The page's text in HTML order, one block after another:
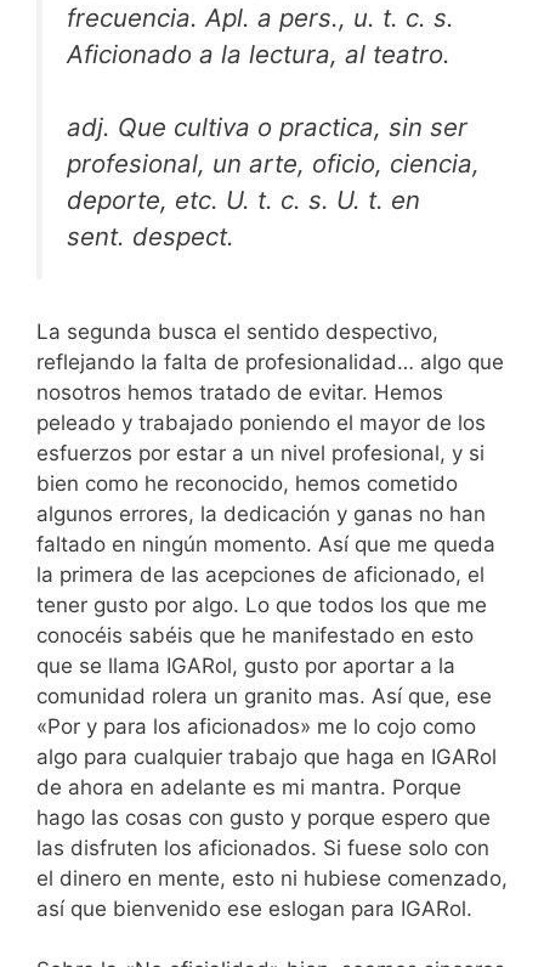
frecuencia. Apl. a pers., u. t. c. s.
Aficionado a la lectura, al teatro.
adj. Que cultiva o practica, sin ser
profesional, un arte, oficio, ciencia,
deporte, etc. U. t. c. s. U. t. en
sent. despect.
La segunda busca el sentido despectivo,
reflejando la falta de profesionalidad… algo que
nosotros hemos tratado de evitar. Hemos
peleado y trabajado poniendo el mayor de los
esfuerzos por estar a un nivel profesional, y si
bien como he reconocido, hemos cometido
algunos errores, la dedicación y ganas no han
faltado en ningún momento. Así que me queda
la primera de las acepciones de aficionado, el
tener gusto por algo. Lo que todos los que me
conocéis sabéis que he manifestado en esto
que se llama IGARol, gusto por aportar a la
comunidad rolera un granito mas. Así que, ese
«Por y para los aficionados» me lo cojo como
algo para cualquier trabajo que haga en IGARol
de ahora en adelante es mi mantra. Porque
hago las cosas con gusto y porque espero que
las disfruten los aficionados. Si fuese solo con
el dinero en mente, esto ni hubiese comenzado,
así que bienvenido ese eslogan para IGARol.